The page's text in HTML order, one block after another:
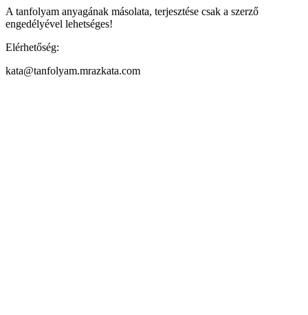
A tanfolyam anyagának másolata, terjesztése csak a szerző
engedélyével lehetséges!
Elérhetőség:
kata@tanfolyam.mrazkata.com